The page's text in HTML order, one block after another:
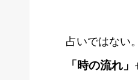
占いではない。
「時の流れ」